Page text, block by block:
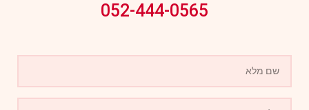
052-444-0565